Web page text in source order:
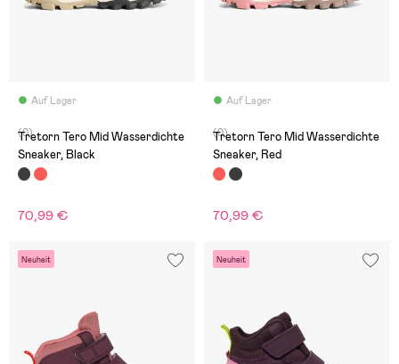
Auf Lager
(0)
Tretorn Tero Mid Wasserdichte
Sneaker, Black
70,99 €
Auf Lager
(0)
Tretorn Tero Mid Wasserdichte
Sneaker, Red
70,99 €
Neuheit Neuheit